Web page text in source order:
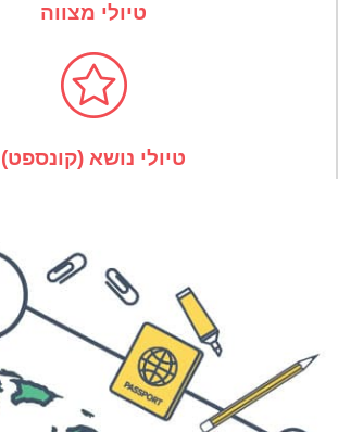
טיולי מצווה
טיולי נושא (קונספט)